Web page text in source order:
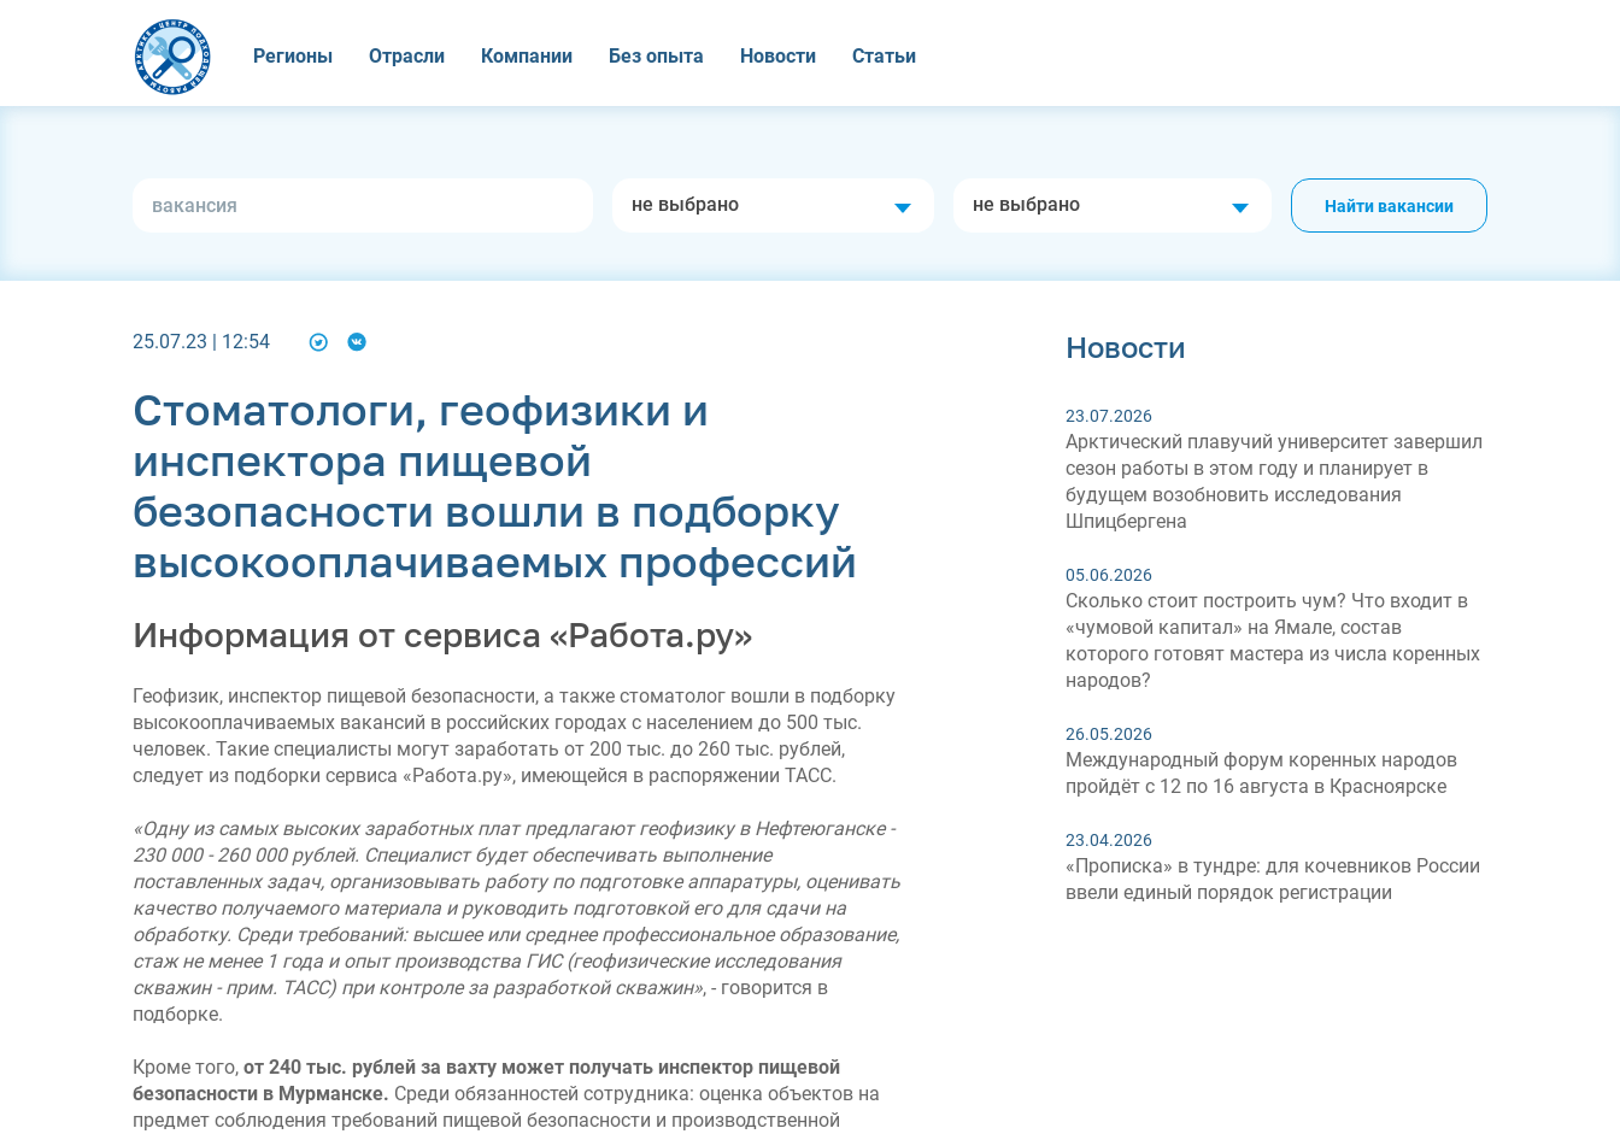
Регионы Отрасли Компании Без опыта Новости Статьи
не выбрано не выбрано Найти вакансии
25.07.23 | 12:54
Стоматологи, геофизики и
инспектора пищевой
безопасности вошли в подборку
высокооплачиваемых профессий
Информация от сервиса «Работа.ру»
Геофизик, инспектор пищевой безопасности, а также стоматолог вошли в подборку
высокооплачиваемых вакансий в российских городах с населением до 500 тыс.
человек. Такие специалисты могут заработать от 200 тыс. до 260 тыс. рублей,
следует из подборки сервиса «Работа.ру», имеющейся в распоряжении ТАСС.
«Одну из самых высоких заработных плат предлагают геофизику в Нефтеюганске -
230 000 - 260 000 рублей. Специалист будет обеспечивать выполнение
поставленных задач, организовывать работу по подготовке аппаратуры, оценивать
качество получаемого материала и руководить подготовкой его для сдачи на
обработку. Среди требований: высшее или среднее профессиональное образование,
стаж не менее 1 года и опыт производства ГИС (геофизические исследования
скважин - прим. ТАСС) при контроле за разработкой скважин», - говорится в
подборке.
Кроме того, от 240 тыс. рублей за вахту может получать инспектор пищевой
безопасности в Мурманске. Среди обязанностей сотрудника: оценка объектов на
предмет соблюдения требований пищевой безопасности и производственной
Новости
23.07.2026
Арктический плавучий университет завершил
сезон работы в этом году и планирует в
будущем возобновить исследования
Шпицбергена
05.06.2026
Сколько стоит построить чум? Что входит в
«чумовой капитал» на Ямале, состав
которого готовят мастера из числа коренных
народов?
26.05.2026
Международный форум коренных народов
пройдёт с 12 по 16 августа в Красноярске
23.04.2026
«Прописка» в тундре: для кочевников России
ввели единый порядок регистрации